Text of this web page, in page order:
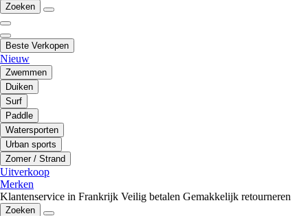
Zoeken
Beste Verkopen
Nieuw
Zwemmen
Duiken
Surf
Paddle
Watersporten
Urban sports
Zomer / Strand
Uitverkoop
Merken
Klantenservice in Frankrijk Veilig betalen Gemakkelijk retourneren
Zoeken